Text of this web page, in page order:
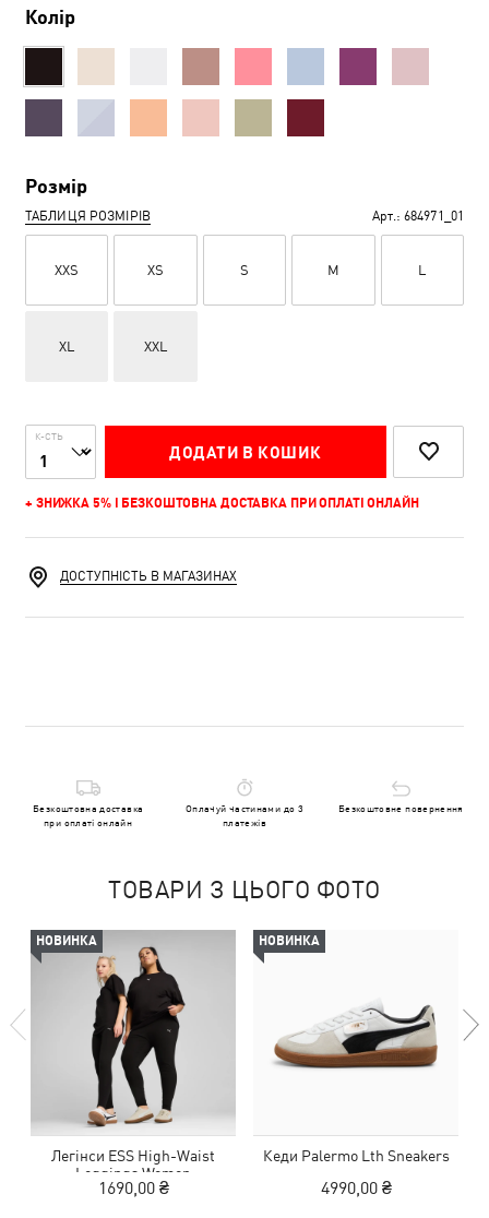
Колір
Розмір
ТАБЛИЦЯ РОЗМІРІВ Арт.: 684971_01
XXS XS S M L
XL XXL
К-СТЬ
ДОДАТИ В КОШИК
+ ЗНИЖКА 5% І БЕЗКОШТОВНА ДОСТАВКА ПРИ ОПЛАТІ ОНЛАЙН
ДОСТУПНІСТЬ В МАГАЗИНАХ
Безкоштовна доставка
при оплаті онлайн
Оплачуй частинами до 3
платежів
Безкоштовне повернення
ТОВАРИ З ЦЬОГО ФОТО
НОВИНКА
Легінси ESS High-Waist
Leggings Women
1690,00 ₴
НОВИНКА
Кеди Palermo Lth Sneakers
4990,00 ₴